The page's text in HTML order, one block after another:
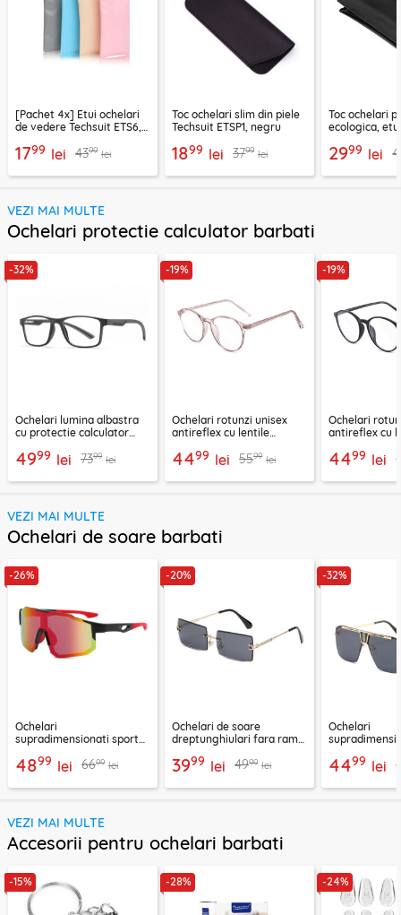
[Pachet 4x] Etui ochelari
de vedere Techsuit ETS6,
1799 lei 4399 lei
Toc ochelari slim din piele
Techsuit ETSP1, negru
1899 lei 3799 lei
Toc ochelari
ecologica,
2999 lei
VEZI MAI MULTE
Ochelari protectie calculator barbati
-32%
Ochelari lumina albastra
cu protectie calculator
4999 lei 7399 lei
-19%
Ochelari rotunzi unisex
antireflex cu lentile
F8551-C3
4499 lei 5599 lei
-19%
Ochelari
antireflex cu
F8551-C2
4499 lei
VEZI MAI MULTE
Ochelari de soare barbati
-26%
Ochelari
supradimensionati sport
4899 lei 6699 lei
-20%
Ochelari de soare
dreptunghiulari fara rama
3999 lei 4999 lei
-32%
Ochelari
2576
4499 lei
VEZI MAI MULTE
Accesorii pentru ochelari barbati
-15% -28% -24%